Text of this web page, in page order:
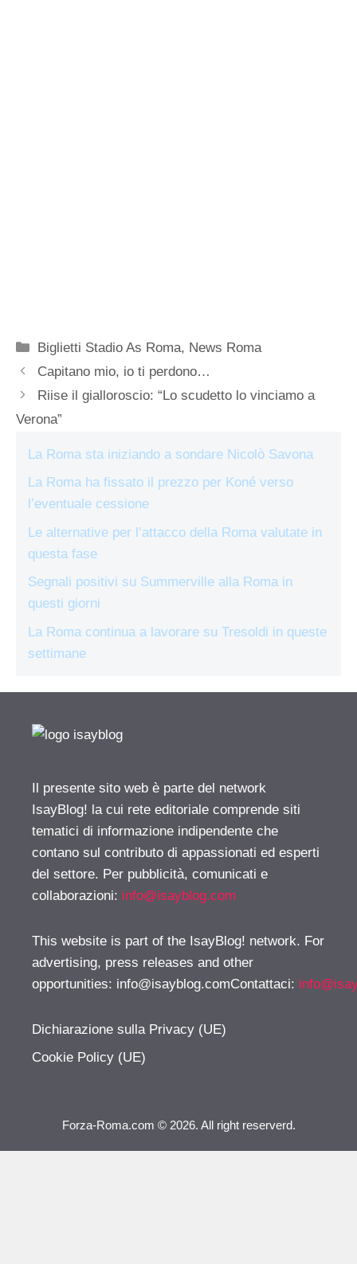
Categorie
Biglietti Stadio As Roma, News Roma
Capitano mio, io ti perdono…
Riise il gialloroscio: “Lo scudetto lo vinciamo a
Verona”
La Roma sta iniziando a sondare Nicolò Savona
La Roma ha fissato il prezzo per Koné verso
l’eventuale cessione
Le alternative per l’attacco della Roma valutate in
questa fase
Segnali positivi su Summerville alla Roma in
questi giorni
La Roma continua a lavorare su Tresoldi in queste
settimane
Il presente sito web è parte del network
IsayBlog! la cui rete editoriale comprende siti
tematici di informazione indipendente che
contano sul contributo di appassionati ed esperti
del settore. Per pubblicità, comunicati e
collaborazioni: info@isayblog.com
This website is part of the IsayBlog! network. For
advertising, press releases and other
opportunities: info@isayblog.comContattaci:
Dichiarazione sulla Privacy (UE)
Cookie Policy (UE)
Forza-Roma.com © 2026. All right reserverd.